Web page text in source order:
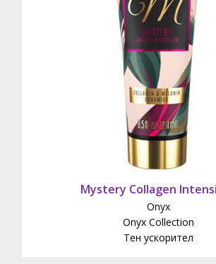
Mystery Collagen
Onyx
Onyx Collection
Тен ускорител